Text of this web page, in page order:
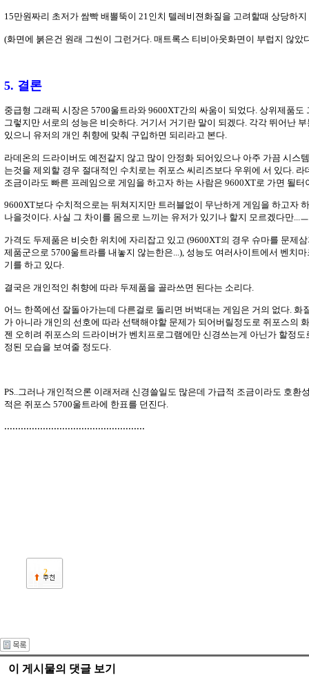
15만원짜리 초저가 쌈빡 배뽈뚝이 21인치 텔레비젼화질을 고려할때 상당하지
(화면에 붉은건 원래 그씬이 그런거다. 매트록스 티비아웃화면이 부럽지 않았
5. 결론
중급형 그래픽 시장은 5700울트라와 9600XT간의 싸움이 되었다. 상위제품도
그렇지만 서로의 성능은 비슷하다. 거기서 거기란 말이 되겠다. 각각 뛰어난
있으니 유저의 개인 취향에 맞춰 구입하면 되리라고 본다.
라데온의 드라이버도 예전같지 않고 많이 안정화 되어있으나 아주 가끔 시스
는것을 제외할 경우 절대적인 수치로는 쥐포스 씨리즈보다 우위에 서 있다.
조금이라도 빠른 프레임으로 게임을 하고자 하는 사람은 9600XT로 가면 될터
9600XT보다 수치적으로는 뒤쳐지지만 트러블없이 무난하게 게임을 하고자
나을것이다. 사실 그 차이를 몸으로 느끼는 유저가 있기나 할지 모르겠다만...
가격도 두제품은 비슷한 위치에 자리잡고 있고 (9600XT의 경우 슈마를 문제
제품군으로 5700울트라를 내놓지 않는한은...), 성능도 여러사이트에서 벤치
기를 하고 있다.
결국은 개인적인 취향에 따라 두제품을 골라쓰면 된다는 소리다.
어느 한쪽에선 잘돌아가는데 다른걸로 돌리면 버벅대는 게임은 거의 없다. 화
가 아니라 개인의 선호에 따라 선택해야할 문제가 되어버릴정도로 쥐포스의
젠 오히려 쥐포스의 드라이버가 벤치프로그램에만 신경쓰는게 아닌가 할정
정된 모습을 보여줄 정도다.
PS..그러나 개인적으론 이래저래 신경쓸일도 많은데 가급적 조금이라도 호환
적은 쥐포스 5700울트라에 한표를 던진다.
...................................................
2
이 게시물의 댓글 보기